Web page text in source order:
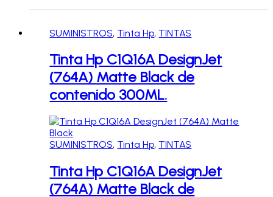
SUMINISTROS, Tinta Hp, TINTAS
Tinta Hp C1Q16A DesignJet
(764A) Matte Black de
contenido 300ML.
SUMINISTROS, Tinta Hp, TINTAS
Tinta Hp C1Q16A DesignJet
(764A) Matte Black de